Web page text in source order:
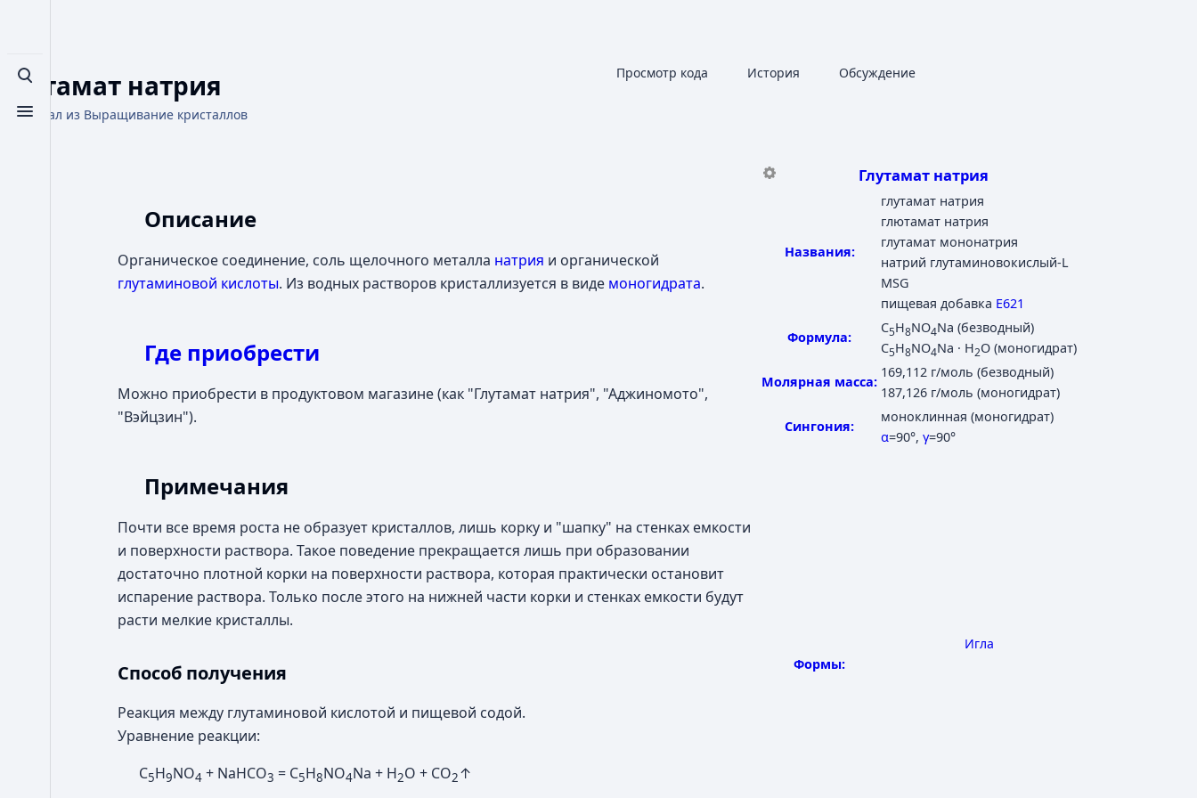
Открыть поиск
Открыть меню
Глутамат натрия
Материал из Выращивание кристаллов
Просмотры
Читать
Просмотр кода История associated-pages
Статья
Обсуждение
Глутамат натрия
Названия:
глутамат натрия
глютамат натрия
глутамат мононатрия
натрий глутаминовокислый-L
MSG
пищевая добавка Е621
Формула:
C5H8NO4Na (безводный)
C5H8NO4Na · H2O (моногидрат)
Молярная масса:
169,112 г/моль (безводный)
187,126 г/моль (моногидрат)
Сингония:
моноклинная (моногидрат)
α=90°, γ=90°
Формы:
Игла
Описание
Органическое соединение, соль щелочного металла натрия и органической
глутаминовой кислоты. Из водных растворов кристаллизуется в виде моногидрата.
Где приобрести
Можно приобрести в продуктовом магазине (как "Глутамат натрия", "Аджиномото",
"Вэйцзин").
Примечания
Почти все время роста не образует кристаллов, лишь корку и "шапку" на стенках емкости
и поверхности раствора. Такое поведение прекращается лишь при образовании
достаточно плотной корки на поверхности раствора, которая практически остановит
испарение раствора. Только после этого на нижней части корки и стенках емкости будут
расти мелкие кристаллы.
Способ получения
Реакция между глутаминовой кислотой и пищевой содой.
Уравнение реакции:
C5H9NO4 + NaHCO3 = C5H8NO4Na + H2O + CO2↑